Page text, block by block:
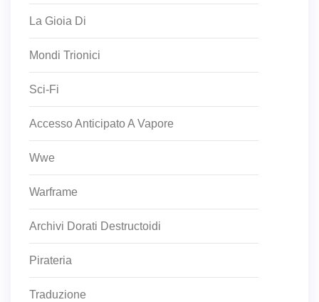
La Gioia Di
Mondi Trionici
Sci-Fi
Accesso Anticipato A Vapore
Wwe
Warframe
Archivi Dorati Destructoidi
Pirateria
Traduzione